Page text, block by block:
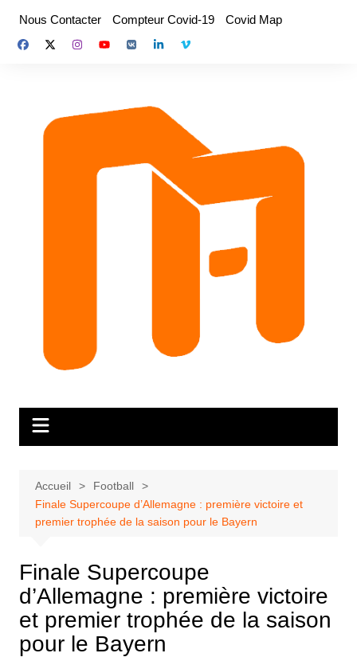
contenu
Nous Contacter Compteur Covid-19 Covid Map
Accueil
Football
Finale Supercoupe d’Allemagne : première victoire et
premier trophée de la saison pour le Bayern
Finale Supercoupe
d’Allemagne : première victoire
et premier trophée de la saison
pour le Bayern